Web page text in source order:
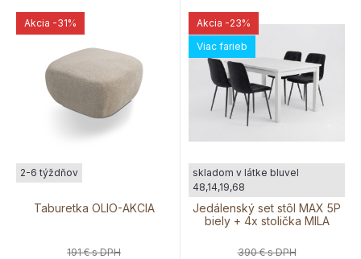
Taburetka OLIO-AKCIA
Akcia -31%
2-6 týždňov
191 €s DPH
Jedálenský set stôl MAX 5P
biely + 4x stolička MILA
Akcia -23%
Viac farieb
skladom v látke bluvel
48,14,19,68
390 €s DPH